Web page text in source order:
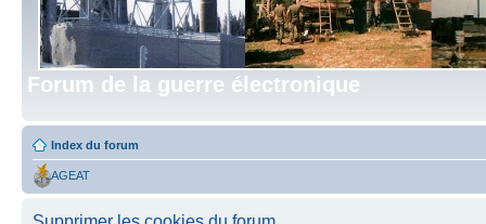
Forum de la guerre électronique
Index du forum
AGEAT